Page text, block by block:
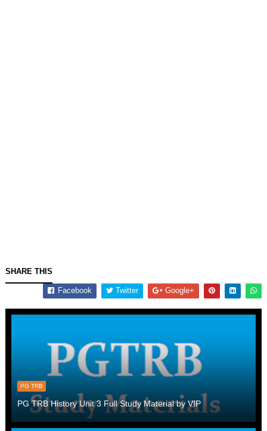
SHARE THIS
Facebook Twitter Google+
PG TRB
PG TRB History Unit 3 Full Study Material by VIP